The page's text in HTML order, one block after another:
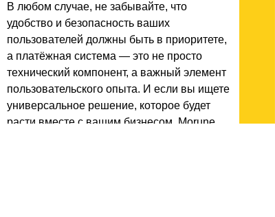
В любом случае, не забывайте, что
удобство и безопасность ваших
пользователей должны быть в приоритете,
а платёжная система — это не просто
технический компонент, а важный элемент
пользовательского опыта. И если вы ищете
универсальное решение, которое будет
расти вместе с вашим бизнесом, Morune